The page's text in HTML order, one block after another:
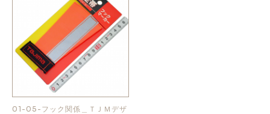
01-05-フック関係＿ＴＪＭデザ